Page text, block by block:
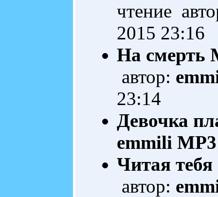
чтение
2015 23:16
На смерть
автор:
23:14
Девочка
emmili
Читая
автор: